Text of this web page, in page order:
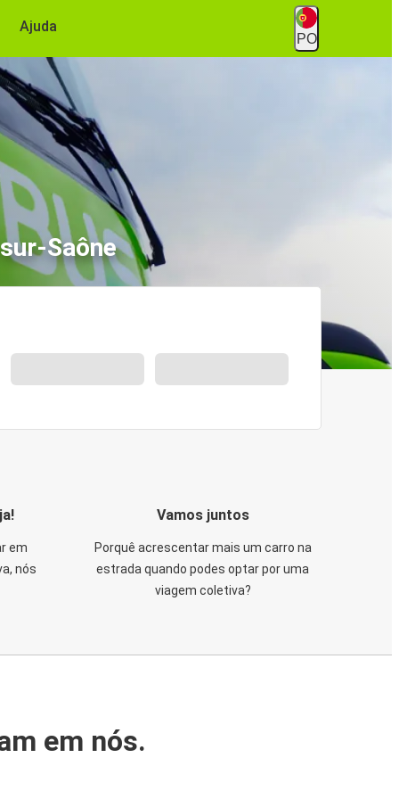
Ajuda
PO
Saône
em
nós
Vamos juntos
Porquê acrescentar mais um carro na
estrada quando podes optar por uma
viagem coletiva?
em nós.